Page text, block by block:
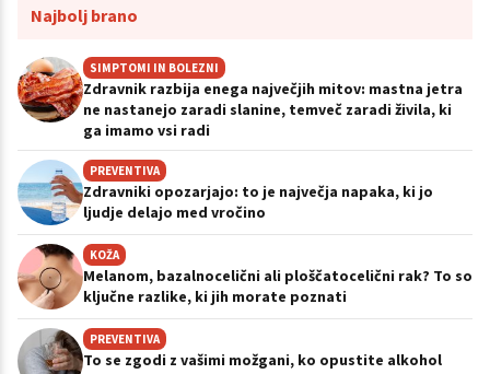
Najbolj brano
SIMPTOMI IN BOLEZNI
Zdravnik razbija enega največjih mitov: mastna jetra
ne nastanejo zaradi slanine, temveč zaradi živila, ki
ga imamo vsi radi
PREVENTIVA
Zdravniki opozarjajo: to je največja napaka, ki jo
ljudje delajo med vročino
KOŽA
Melanom, bazalnocelični ali ploščatocelični rak? To so
ključne razlike, ki jih morate poznati
PREVENTIVA
To se zgodi z vašimi možgani, ko opustite alkohol